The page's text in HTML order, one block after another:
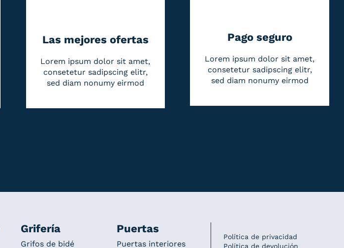
Las mejores ofertas
Lorem ipsum dolor sit amet,
consetetur sadipscing elitr,
sed diam nonumy eirmod
Pago seguro
Lorem ipsum dolor sit amet,
consetetur sadipscing elitr,
sed diam nonumy eirmod
Grifería
Grifos de bidé
Puertas
Puertas interiores
Política de privacidad
Política de devolución